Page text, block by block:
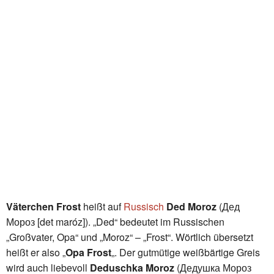
Väterchen Frost heißt aufRussisch Ded Moroz (Дед
Мороз [det maróz]). „Ded“ bedeutet im Russischen
„Großvater, Opa“ und „Moroz“ – „Frost“. Wörtlich übersetzt
heißt er also „Opa Frost„. Der gutmütige weißbärtige Greis
wird auch liebevoll Deduschka Moroz (Дедушка Мороз